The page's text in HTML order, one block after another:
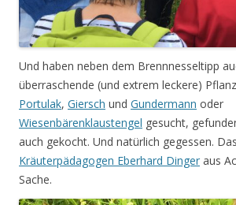
Und haben neben dem Brennnesseltipp
überraschende (und extrem leckere)
Portulak, Giersch und Gundermann oder
Wiesenbärenklaustengel gesucht,
auch gekocht. Und natürlich gegessen.
Kräuterpädagogen Eberhard Dinger aus
Sache.